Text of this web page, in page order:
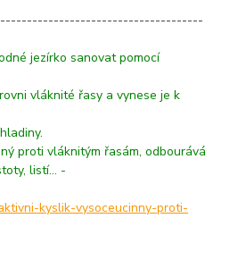
jezírko sanovat pomocí
vláknité řasy a vynese je k
proti vláknitým řasám, odbourává
listí… -
kyslik-vysoceucinny-proti-